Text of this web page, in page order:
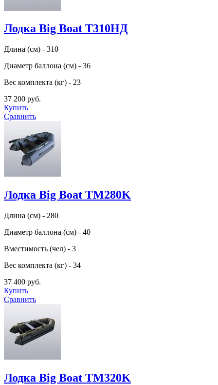
Лодка Big Boat Т310НД
Длина (см) - 310
Диаметр баллона (см) - 36
Вес комплекта (кг) - 23
37 200 руб.
Купить
Сравнить
Лодка Big Boat TM280K
Длина (см) - 280
Диаметр баллона (см) - 40
Вместимость (чел) - 3
Вес комплекта (кг) - 34
37 400 руб.
Купить
Сравнить
Лодка Big Boat TM320K